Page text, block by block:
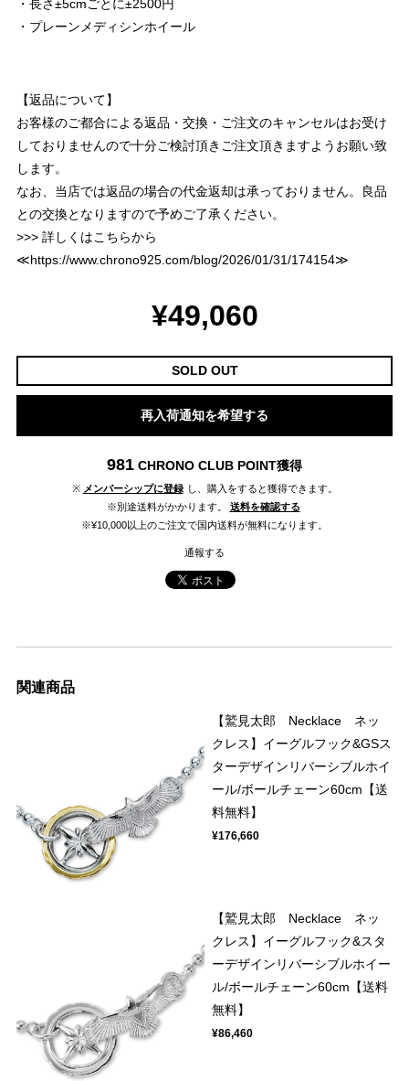
・長さ±5cmごとに±2500円
・プレーンメディシンホイール
【返品について】
お客様のご都合による返品・交換・ご注文のキャンセルはお受け
しておりませんので十分ご検討頂きご注文頂きますようお願い致
します。
なお、当店では返品の場合の代金返却は承っておりません。良品
との交換となりますので予めご了承ください。
>>> 詳しくはこちらから
≪https://www.chrono925.com/blog/2026/01/31/174154≫
¥49,060
SOLD OUT
再入荷通知を希望する
981 CHRONO CLUB POINT獲得
※ メンバーシップに登録 し、購入をすると獲得できます。
※別途送料がかかります。
送料を確認する
※¥10,000以上のご注文で国内送料が無料になります。
通報する
関連商品
【鷲見太郎 Necklace ネッ
クレス】イーグルフック&GSス
ターデザインリバーシブルホイ
ール/ボールチェーン60cm【送
料無料】
¥176,660
【鷲見太郎 Necklace ネッ
クレス】イーグルフック&スタ
ーデザインリバーシブルホイー
ル/ボールチェーン60cm【送料
無料】
¥86,460